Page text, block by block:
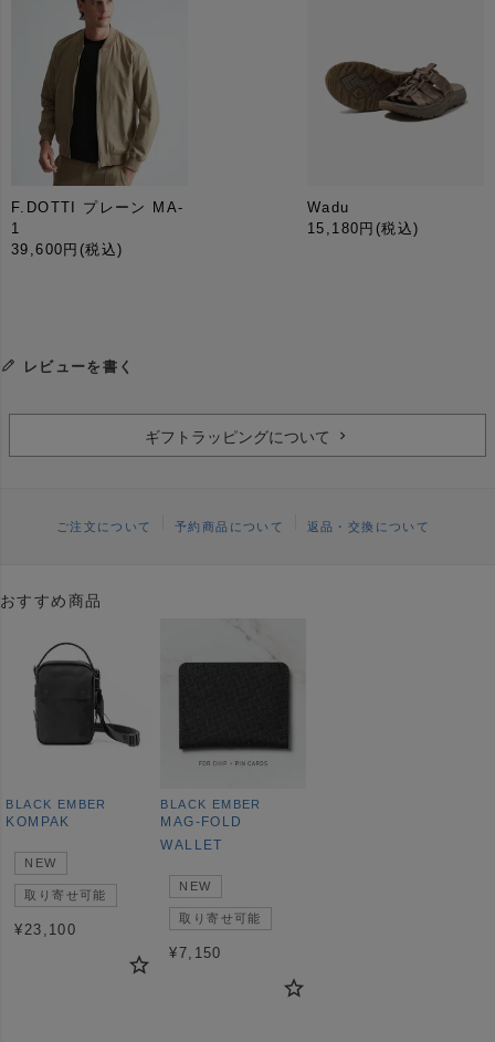
F.DOTTI プレーン MA-
1
39,600円 (税込)
Wadu
15,180円 (税込)
レビューを書く
ギフトラッピングについて
ご注文について 予約商品について 返品・交換について
おすすめ商品
BLACK EMBER
KOMPAK
NEW
取り寄せ可能
¥23,100
BLACK EMBER
MAG-FOLD
WALLET
NEW
取り寄せ可能
¥7,150